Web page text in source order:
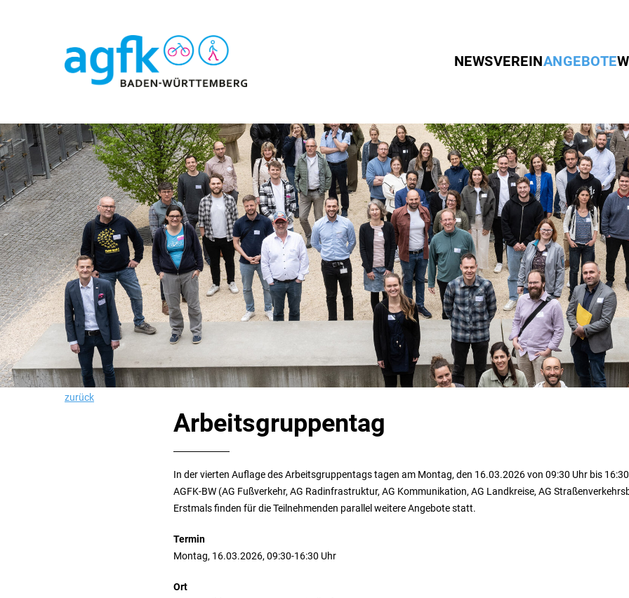
NEWSVEREINANGEBOTE
zurück
Arbeitsgruppentag
In der vierten Auflage des Arbeitsgruppentags tagen am Montag, den 16.03.2026 von 09:30 Uhr bis
AGFK-BW (AG Fußverkehr, AG Radinfrastruktur, AG Kommunikation, AG Landkreise, AG
Erstmals finden für die Teilnehmenden parallel weitere Angebote statt.
Termin
Montag, 16.03.2026, 09:30-16:30 Uhr
Ort